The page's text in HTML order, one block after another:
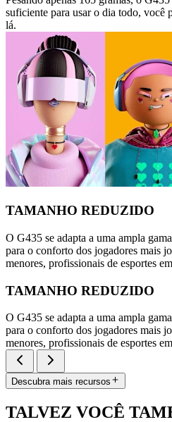
suficiente para usar o dia todo, você
lá.
TAMANHO REDUZIDO
O G435 se adapta a uma ampla
para o conforto dos jogadores mais
menores, profissionais de esportes
TAMANHO REDUZIDO
O G435 se adapta a uma ampla
para o conforto dos jogadores mais
menores, profissionais de esportes
Descubra mais recursos
TALVEZ VOCÊ